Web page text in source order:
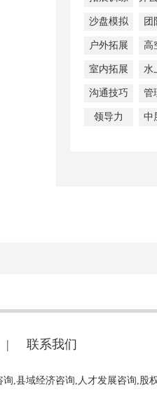
沙盘模拟 团
户外拓展 高
室内拓展 水
沟通技巧 管
领导力 中
| 联系我们
,县域经济咨询,人才发展咨询,股